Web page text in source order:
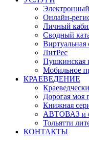
Электронный
Онлайн-
Личный
Сводный
Виртуальная
ЛитРес
Пушкинская
Мобильное
КРАЕВЕДЕНИЕ
Дорогая моя
Книжная
АВТОВАЗ и
Тольятти
КОНТАКТЫ